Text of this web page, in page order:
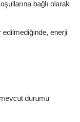
bağlı olarak
enerji
durumu